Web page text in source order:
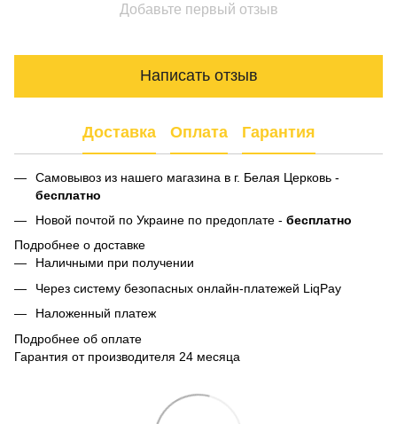
Добавьте первый отзыв
Написать отзыв
Доставка Оплата Гарантия
Самовывоз из нашего магазина в г. Белая Церковь -
бесплатно
Новой почтой по Украине по предоплате - бесплатно
Подробнее о доставке
Наличными при получении
Через систему безопасных онлайн-платежей LiqPay
Наложенный платеж
Подробнее об оплате
Гарантия от производителя 24 месяца